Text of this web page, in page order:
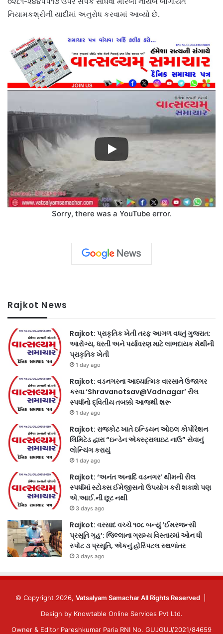
નિયામકશ્રીની યાદીમાં અનુરોધ કરવામાં આવ્યો છે.
Sorry, there was a YouTube error.
Rajkot News
Rajkot: પ્રાકૃતિક ખેતી તરફ આગળ વધતું ગુજરાત:
આરોગ્ય, ધરતી અને પર્યાવરણ માટે લાભદાયક મેથીની
પ્રાકૃતિક ખેતી
1 day ago
Rajkot: વડનગરના આધ્યાત્મિક વારસાને ઉજાગર
કરવા ‘Shravanotsav@Vadnagar’ રીલ
સ્પર્ધાનો દ્વિતીય તબક્કો આજથી શરૂ
1 day ago
Rajkot: રાજકોટ ખાતે ઇન્ડિયન ઓઇલ કોર્પોરેશન
લિમિટેડ દ્વારા “ઇન્ડેન એક્સ્ટ્રાલાઇટ નાઉ” સેવાનું
લોન્ચિંગ કરાયું
1 day ago
Rajkot: ‘અનંત અનાદિ વડનગર’ થીમની રીલ
સ્પર્ધામાં સ્ટોક્સ ઈમેજીસનો ઉપયોગ કરી શકાશે પણ
એ.આઈ.ની છૂટ નથી
3 days ago
Rajkot: વરસાદ વચ્ચે ૧૦૮ બન્યું ‘ઈમરજન્સી
પ્રસૂતિ ગૃહ’: જિલ્લાના ગ્રામ્ય વિસ્તારમાં ઓન ધી
સ્પોટ ૩ પ્રસૂતિ, એકનું હોસ્પિટલ સ્થળાંતર
3 days ago
© Copyright 2026, Vatsalyam Samachar All Rights Reserved
Design by Knowtable Online Services Pvt Ltd.
Owner & Editor Pareshkumar Paria RNI No. GUJGUJ/2021/84659